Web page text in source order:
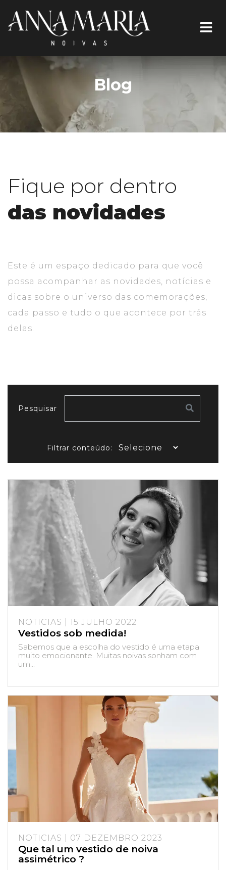
Blog
Fique por dentro
das novidades
Este é um espaço dedicado para que você
possa acompanhar as novidades, notícias e
dicas sobre o universo das comemorações,
cada passo e tudo o que acontece por trás
delas.
Pesquisar
Filtrar conteúdo:
NOTICIAS | 15 JULHO 2022
Vestidos sob medida!
Sabemos que a escolha do vestido é uma etapa
muito emocionante. Muitas noivas sonham com
um...
NOTICIAS | 07 DEZEMBRO 2023
Que tal um vestido de noiva
assimétrico ?